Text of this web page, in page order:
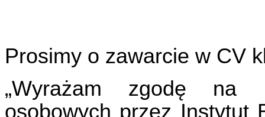
Prosimy o zawarcie w CV
„Wyrażam zgodę na
osobowych przez Instytut